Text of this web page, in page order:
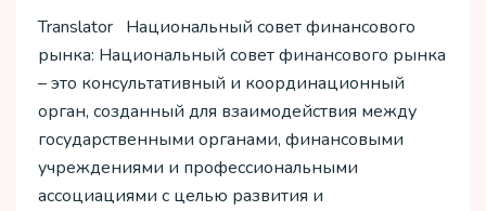
Translator Национальный совет финансового
рынка: Национальный совет финансового рынка
– это консультативный и координационный
орган, созданный для взаимодействия между
государственными органами, финансовыми
учреждениями и профессиональными
ассоциациями с целью развития и